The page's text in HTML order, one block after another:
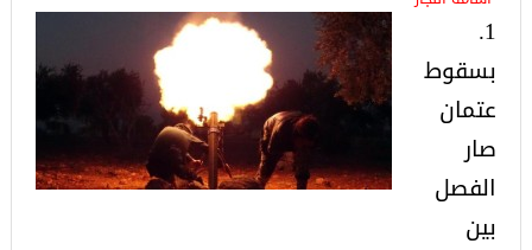
1.
بسقوط
عتمان
صار
الفصل
بين